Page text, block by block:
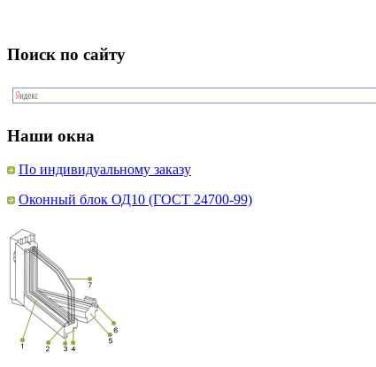
Поиск по сайту
Наши окна
По индивидуальному заказу
Оконный блок ОД10 (ГОСТ 24700-99)